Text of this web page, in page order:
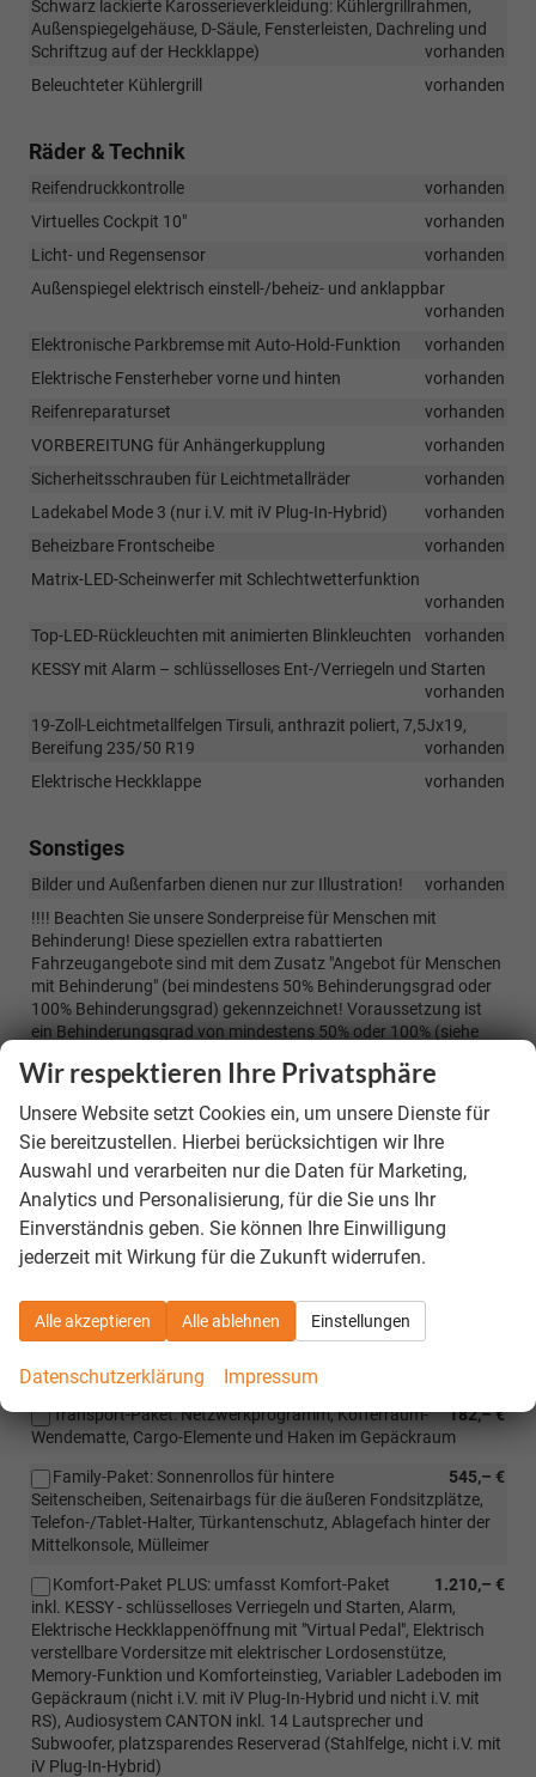
Schwarz lackierte Karosserieverkleidung: Kühlergrillrahmen,
Außenspiegelgehäuse, D-Säule, Fensterleisten, Dachreling und
Schriftzug auf der Heckklappe)
vorhanden
Beleuchteter Kühlergrill
vorhanden
Räder & Technik
Reifendruckkontrolle
vorhanden
Virtuelles Cockpit 10"
vorhanden
Licht- und Regensensor
vorhanden
Außenspiegel elektrisch einstell-/beheiz- und anklappbar
vorhanden
Elektronische Parkbremse mit Auto-Hold-Funktion
vorhanden
Elektrische Fensterheber vorne und hinten
vorhanden
Reifenreparaturset
vorhanden
VORBEREITUNG für Anhängerkupplung
vorhanden
Sicherheitsschrauben für Leichtmetallräder
vorhanden
Ladekabel Mode 3 (nur i.V. mit iV Plug-In-Hybrid)
vorhanden
Beheizbare Frontscheibe
vorhanden
Matrix-LED-Scheinwerfer mit Schlechtwetterfunktion
vorhanden
Top-LED-Rückleuchten mit animierten Blinkleuchten
vorhanden
KESSY mit Alarm – schlüsselloses Ent-/Verriegeln und Starten
vorhanden
19-Zoll-Leichtmetallfelgen Tirsuli, anthrazit poliert, 7,5Jx19,
Bereifung 235/50 R19
vorhanden
Elektrische Heckklappe
vorhanden
Sonstiges
Bilder und Außenfarben dienen nur zur Illustration!
vorhanden
!!!! Beachten Sie unsere Sonderpreise für Menschen mit
Behinderung! Diese speziellen extra rabattierten
Fahrzeugangebote sind mit dem Zusatz "Angebot für Menschen
mit Behinderung" (bei mindestens 50% Behinderungsgrad oder
100% Behinderungsgrad) gekennzeichnet! Voraussetzung ist
ein Behinderungsgrad von mindestens 50% oder 100% (siehe
Behindertenausweis, gültiger Personalausweis, Vertragspartner
Haltefrist beträgt mindestens 1 Jahr !!!!!
vorhanden
Optionale Extras
Pakete
Fahrerassistenzpaket 1.5+: Prädiktiver, adaptiver Tempomat,
Adaptive Spurführung (Lane Assist+), Notfallassistent,
Fern-Parken, Panorama-Kamerasystem
182,– €
Transport-Paket: Netzwerkprogramm, Kofferraum-
Wendematte, Cargo-Elemente und Haken im Gepäckraum
545,– €
Family-Paket: Sonnenrollos für hintere
Seitenscheiben, Seitenairbags für die äußeren Fondsitzplätze,
Telefon-/Tablet-Halter, Türkantenschutz, Ablagefach hinter der
Mittelkonsole, Mülleimer
1.210,– €
Komfort-Paket PLUS: umfasst Komfort-Paket
inkl. KESSY - schlüsselloses Verriegeln und Starten, Alarm,
Elektrische Heckklappenöffnung mit "Virtual Pedal", Elektrisch
verstellbare Vordersitze mit elektrischer Lordosenstütze,
Memory-Funktion und Komforteinstieg, Variabler Ladeboden im
Gepäckraum (nicht i.V. mit iV Plug-In-Hybrid und nicht i.V. mit
RS), Audiosystem CANTON inkl. 14 Lautsprecher und
Subwoofer, platzsparendes Reserverad (Stahlfelge, nicht i.V. mit
iV Plug-In-Hybrid)
Wir respektieren Ihre Privatsphäre
Unsere Website setzt Cookies ein, um unsere Dienste für
Sie bereitzustellen. Hierbei berücksichtigen wir Ihre
Auswahl und verarbeiten nur die Daten für Marketing,
Analytics und Personalisierung, für die Sie uns Ihr
Einverständnis geben. Sie können Ihre Einwilligung
jederzeit mit Wirkung für die Zukunft widerrufen.
Alle akzeptieren Alle ablehnen Einstellungen
Datenschutzerklärung Impressum